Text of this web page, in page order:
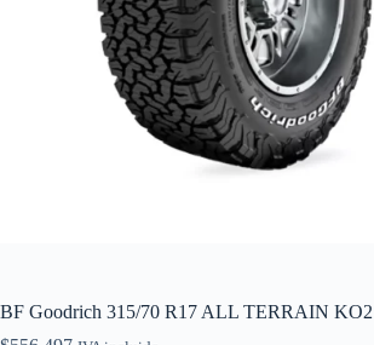
BF Goodrich 315/70 R17 ALL TERRAIN KO2